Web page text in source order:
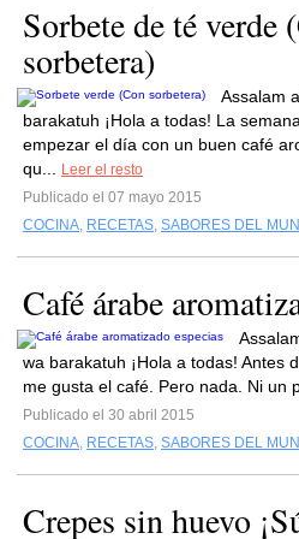
Sorbete de té verde
sorbetera)
Assalam
barakatuh ¡Hola a todas! La
empezar el día con un buen café
qu...
Leer el resto
Publicado el 07 mayo 2015
COCINA, RECETAS, SABORES DEL
Café árabe
wa barakatuh ¡Hola a todas! Antes
me gusta el café. Pero nada. Ni un
Publicado el 30 abril 2015
COCINA, RECETAS, SABORES DEL
Crepes sin huevo